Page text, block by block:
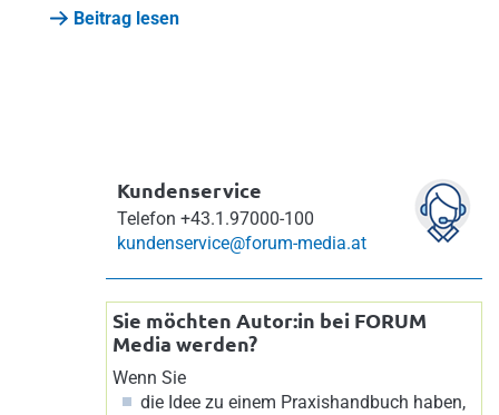
Beitrag lesen
Kundenservice
Telefon +43.1.97000-100
kundenservice@forum-media.at
Sie möchten Autor:in bei FORUM
Media werden?
Wenn Sie
die Idee zu einem Praxishandbuch haben,